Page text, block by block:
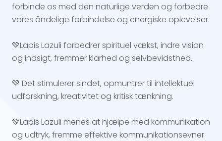
forbinde os med den naturlige verden og forbedre
vores åndelige forbindelse og energiske oplevelser.
💚Lapis Lazuli forbedrer spirituel vækst, indre vision
og indsigt, fremmer klarhed og selvbevidsthed.
💚 Det stimulerer sindet, opmuntrer til intellektuel
udforskning, kreativitet og kritisk tænkning.
💚Lapis Lazuli menes at hjælpe med kommunikation
og udtryk, fremme effektive kommunikationsevner